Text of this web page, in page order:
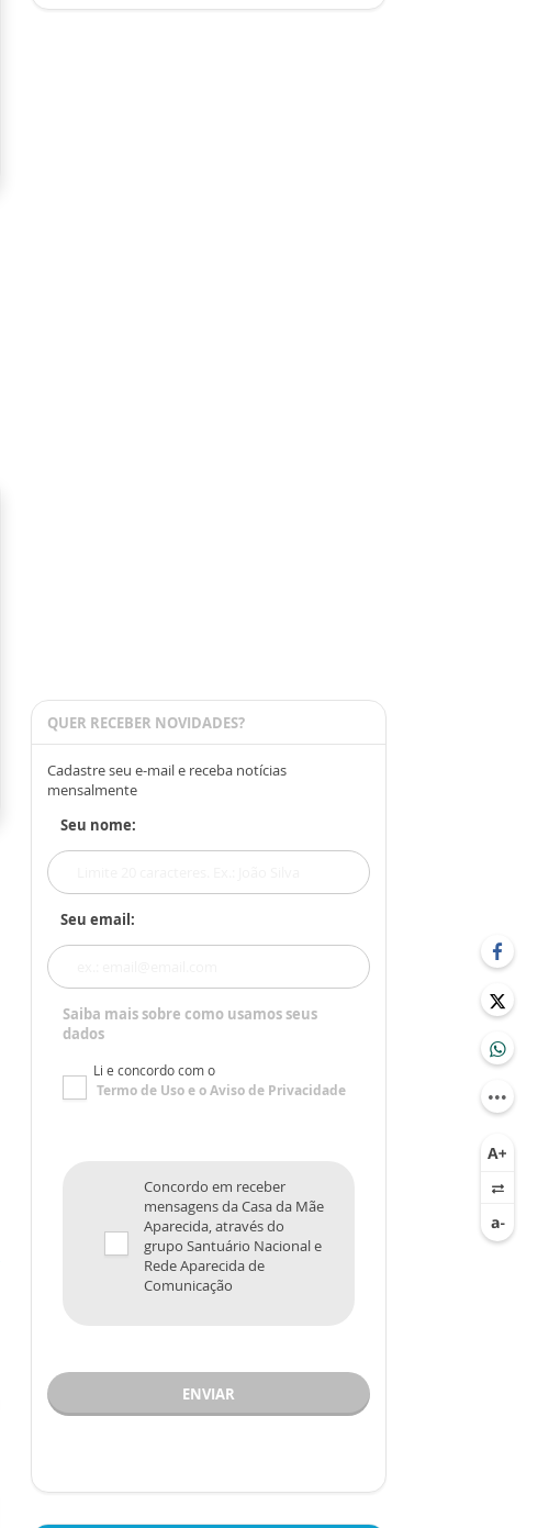
QUER RECEBER NOVIDADES?
Cadastre seu e-mail e receba notícias
mensalmente
Seu nome:
Seu email:
Saiba mais sobre como usamos seus
dados
Li e concordo com o
Termo de Usoe oAviso de Privacidade
Concordo em receber
mensagens da Casa da Mãe
Aparecida, através do
grupo Santuário Nacional e
Rede Aparecida de
Comunicação
ENVIAR